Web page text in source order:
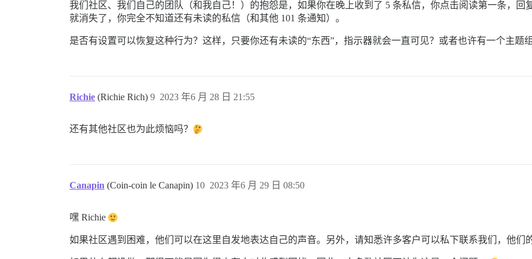
我们社区、我们自己的团队（和我自己！）的抱怨是，如果你在晚上收到了 5 条私信，你点击阅读第一条，
就消失了，你完全不知道还有未读的私信（和其他 101 条通知）。
是否有设置可以恢复这种行为？这样，只要你还有未读的“东西”，指示器就会一直可见？或者也许有一个主题
Richie (Richie Rich) 2023 年6 月 28 日 21:55
9
还有其他社区也为此烦恼吗？
Canapin (Coin-coin le Canapin) 2023 年6 月 29 日 08:50
10
嘿 Richie
如果社区遇到困难，他们可以在这里自发地表达自己的声音。另外，请知悉许多客户可以私下联系我们，他们